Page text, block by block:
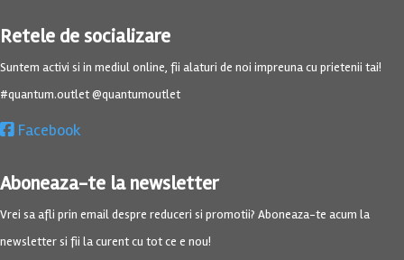
Retele de socializare
Suntem activi si in mediul online, fii alaturi de noi impreuna cu prietenii tai!
#quantum.outlet @quantumoutlet
Facebook
Aboneaza-te la newsletter
Vrei sa afli prin email despre reduceri si promotii? Aboneaza-te acum la
newsletter si fii la curent cu tot ce e nou!